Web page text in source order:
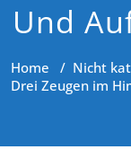
Und
Home / Nicht
Drei Zeugen im